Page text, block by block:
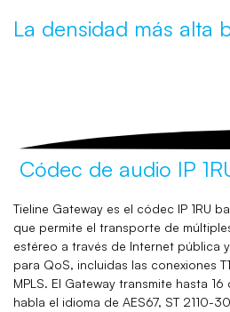
La densidad más alta
Códec de audio IP
Tieline Gateway es el códec IP 1RU
que permite el transporte de
estéreo a través de Internet pública
para QoS, incluidas las conexiones
MPLS. El Gateway transmite hasta
habla el idioma de AES67, ST 2110-